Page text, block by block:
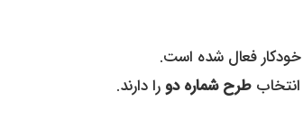
فعال شده است.
طرح شماره دورا دارند.